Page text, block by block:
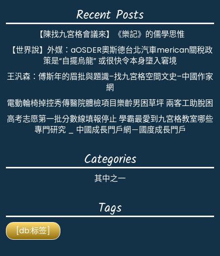
Recent Posts
【陳找九宮格會議來】《樂記》的儒學思惟
【世界說】外媒：aOSDER奧斯德台北汽車merican關稅政
策是“自擺烏龍” 或很快令本身墮入窘境
王汎森：傅斯年的眉批與題識–找九宮格空間文史–中國作家
網
電動輪椅掉控秀傳醫院體檢項目樂齡男困草坪 兩客工助脫困
高考志愿第一批分數線填報停止 學霸最愛到九宮格教室哪些
專門研究 _ 中國成長門戶網－國度成長門戶
Categories
其中之一
Tags
[db:标签]